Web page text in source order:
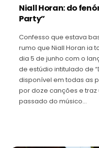
Niall Horan: do
Party”
Confesso que estava
rumo que Niall Horan ia
dia 5 de junho com o
de estúdio intitulado de
disponível em todas as
por doze canções e
passado do músico…